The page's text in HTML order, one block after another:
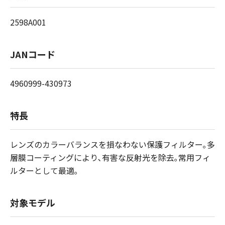
2598A001
JANコード
4960999-430973
特長
レンズのカラーバランスを損なわない保護フィルター｡多
層膜コーティングにより､有害な反射光を除去｡常用フィ
ルターとして最適｡
対象モデル